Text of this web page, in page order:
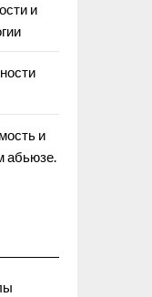
и
и
абьюзе.